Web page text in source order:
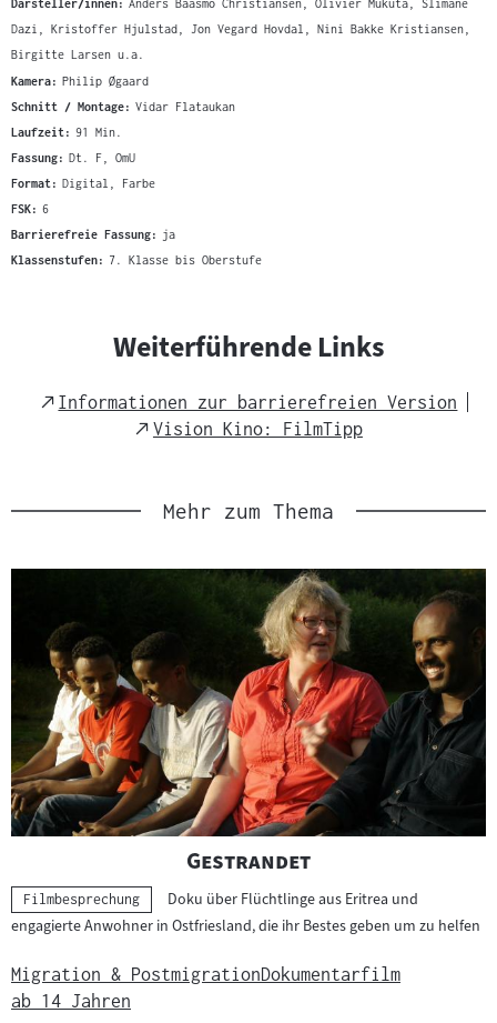
Darsteller/innen: Anders Baasmo Christiansen, Olivier Mukuta, Slimane
Dazi, Kristoffer Hjulstad, Jon Vegard Hovdal, Nini Bakke Kristiansen,
Birgitte Larsen u.a.
Kamera: Philip Øgaard
Schnitt / Montage: Vidar Flataukan
Laufzeit: 91 Min.
Fassung: Dt. F, OmU
Format: Digital, Farbe
FSK: 6
Barrierefreie Fassung: ja
Klassenstufen: 7. Klasse bis Oberstufe
Weiterführende Links
External
Informationen zur barrierefreien Version
External
Vision Kino: FilmTipp
Mehr zum Thema
"
Gestrandet"
Kategorie:
Filmbesprechung
Doku über Flüchtlinge aus Eritrea und
engagierte Anwohner in Ostfriesland, die ihr Bestes geben um zu helfen
Migration & PostmigrationDokumentarfilm
ab 14 Jahren